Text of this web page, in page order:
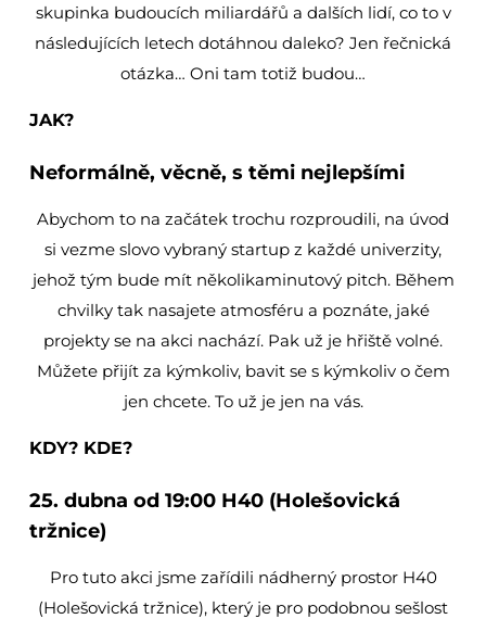
skupinka budoucích miliardářů a dalších lidí, co to v
následujících letech dotáhnou daleko? Jen řečnická
otázka… Oni tam totiž budou…
JAK?
Neformálně, věcně, s těmi nejlepšími
Abychom to na začátek trochu rozproudili, na úvod
si vezme slovo vybraný startup z každé univerzity,
jehož tým bude mít několikaminutový pitch. Během
chvilky tak nasajete atmosféru a poznáte, jaké
projekty se na akci nachází. Pak už je hřiště volné.
Můžete přijít za kýmkoliv, bavit se s kýmkoliv o čem
jen chcete. To už je jen na vás.
KDY? KDE?
25. dubna od 19:00 H40 (Holešovická
tržnice)
Pro tuto akci jsme zařídili nádherný prostor H40
(Holešovická tržnice), který je pro podobnou sešlost